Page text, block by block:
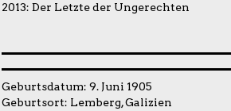
2013: Der Letzte der Ungerechten
Geburtsdatum: 9. Juni 1905
Geburtsort: Lemberg, Galizien